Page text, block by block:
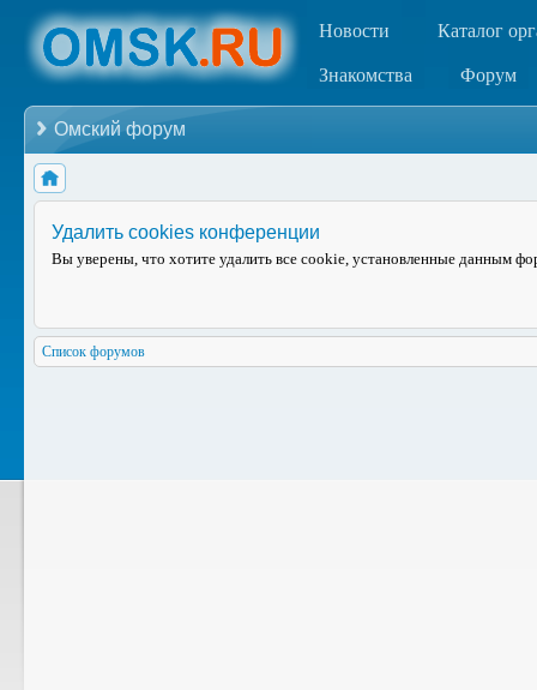
Новости Каталог
Знакомства Форум
Омский форум
Удалить cookies конференции
Вы уверены, что хотите удалить все cookie, установленные данным
Список форумов